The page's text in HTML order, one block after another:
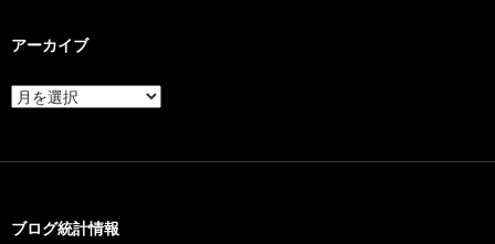
アーカイブ
ア
ー
ブログ統計情報